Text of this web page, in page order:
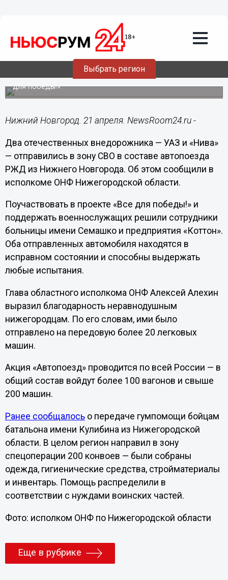
Выбрать регион
21.04.202306:30
Автомобили УАЗ и «Нива» отправили в
зону СВО из Нижнего Новгорода
Сбор помощи осуществляется в рамках проекта «Все
для победы!».
Нижний Новгород. 21 апреля. NewsRoom24.ru -
Два отечественных внедорожника — УАЗ и «Нива»
— отправились в зону СВО в составе автопоезда
РЖД из Нижнего Новгорода. Об этом сообщили в
исполкоме ОНФ Нижегородской области.
Поучаствовать в проекте «Все для победы!» и
поддержать военнослужащих решили сотрудники
больницы имени Семашко и предприятия «Коттон».
Оба отправленных автомобиля находятся в
исправном состоянии и способны выдержать
любые испытания.
Глава областного исполкома ОНФ Алексей Алехин
выразил благодарность неравнодушным
нижегородцам. По его словам, ими было
отправлено на передовую более 20 легковых
машин.
Акция «Автопоезд» проводится по всей России — в
общий состав войдут более 100 вагонов и свыше
200 машин.
Ранее сообщалосьо передаче гумпомощи бойцам
батальона имени Кулибина из Нижегородской
области. В целом регион направил в зону
спецоперации 200 конвоев — были собраны
одежда, гигиенические средства, стройматериалы
и инвентарь. Помощь распределили в
соответствии с нуждами воинских частей.
Фото: исполком ОНФ по Нижегородской области
Еще в рубрике